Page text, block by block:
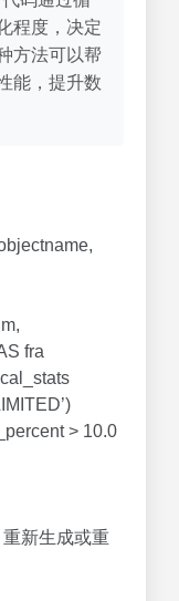
程度，决定
方法可以帮
能，提升数
fra
> 10.0
新生成或重